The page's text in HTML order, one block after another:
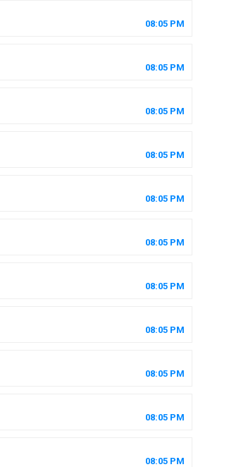
08:05PM
08:05PM
08:05PM
08:05PM
08:05PM
08:05PM
08:05PM
08:05PM
08:05PM
08:05PM
08:05PM